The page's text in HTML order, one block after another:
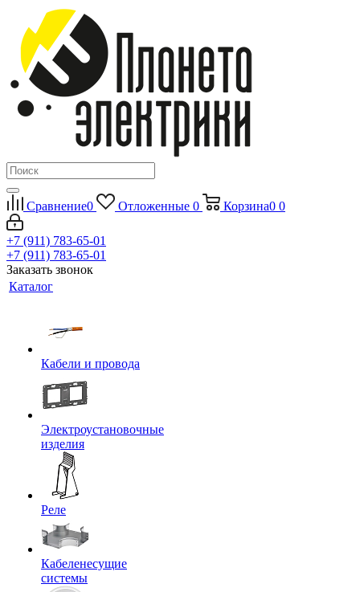
Сравнение0 Отложенные 0 Корзина0 0
+7 (911) 783-65-01
+7 (911) 783-65-01
Заказать звонок
Каталог
Кабели и провода
Электроустановочные
изделия
Реле
Кабеленесущие
системы